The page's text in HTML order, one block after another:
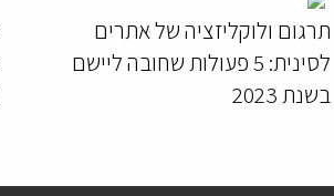
תרגום ולוקליזציה של אתרים
לסינית: 5 פעולות שחובה ליישם
בשנת 2023